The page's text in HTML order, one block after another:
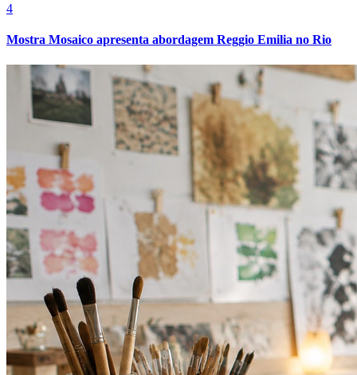
Bahia
4
Mostra Mosaico apresenta abordagem Reggio Emilia no Rio